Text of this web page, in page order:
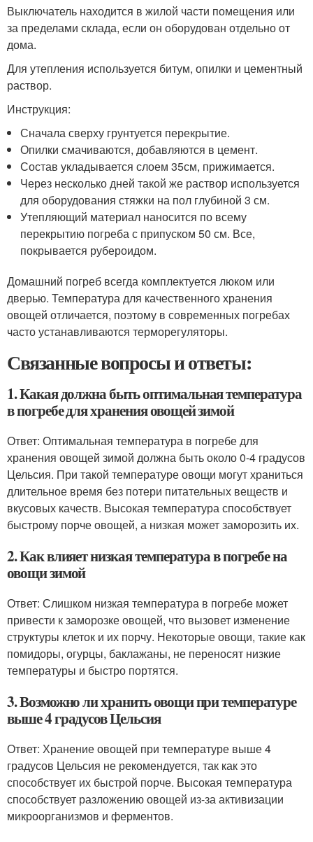
Выключатель находится в жилой части помещения или
за пределами склада, если он оборудован отдельно от
дома.
Для утепления используется битум, опилки и цементный
раствор.
Инструкция:
Сначала сверху грунтуется перекрытие.
Опилки смачиваются, добавляются в цемент.
Состав укладывается слоем 35см, прижимается.
Через несколько дней такой же раствор используется
для оборудования стяжки на пол глубиной 3 см.
Утепляющий материал наносится по всему
перекрытию погреба с припуском 50 см. Все,
покрывается рубероидом.
Домашний погреб всегда комплектуется люком или
дверью. Температура для качественного хранения
овощей отличается, поэтому в современных погребах
часто устанавливаются терморегуляторы.
Связанные вопросы и ответы:
1. Какая должна быть оптимальная температура
в погребе для хранения овощей зимой
Ответ: Оптимальная температура в погребе для
хранения овощей зимой должна быть около 0-4 градусов
Цельсия. При такой температуре овощи могут храниться
длительное время без потери питательных веществ и
вкусовых качеств. Высокая температура способствует
быстрому порче овощей, а низкая может заморозить их.
2. Как влияет низкая температура в погребе на
овощи зимой
Ответ: Слишком низкая температура в погребе может
привести к заморозке овощей, что вызовет изменение
структуры клеток и их порчу. Некоторые овощи, такие как
помидоры, огурцы, баклажаны, не переносят низкие
температуры и быстро портятся.
3. Возможно ли хранить овощи при температуре
выше 4 градусов Цельсия
Ответ: Хранение овощей при температуре выше 4
градусов Цельсия не рекомендуется, так как это
способствует их быстрой порче. Высокая температура
способствует разложению овощей из-за активизации
микроорганизмов и ферментов.